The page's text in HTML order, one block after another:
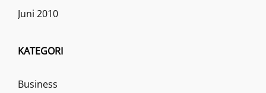
Juni 2010
KATEGORI
Business